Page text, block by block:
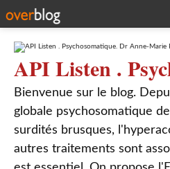
API Listen .
Bienvenue sur le blog.
globale psychosomatique
surdités brusques,
autres traitements sont